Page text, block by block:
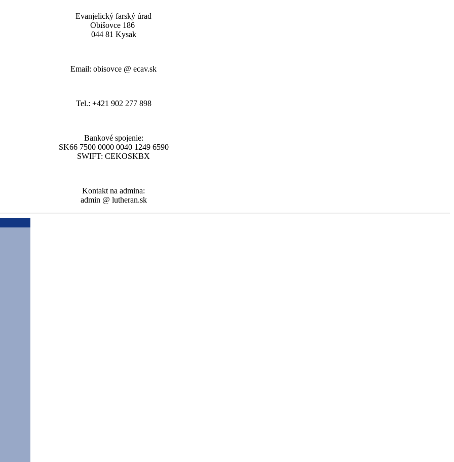
Evanjelický farský úrad
Obišovce 186
044 81 Kysak
Email: obisovce @ ecav.sk
Tel.: +421 902 277 898
Bankové spojenie:
SK66 7500 0000 0040 1249 6590
SWIFT: CEKOSKBX
Kontakt na admina:
admin @ lutheran.sk